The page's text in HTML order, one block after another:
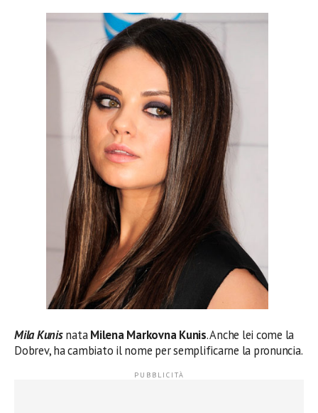
Mila KunisnataMilena Markovna Kunis. Anche lei come la
Dobrev, ha cambiato il nome per semplificarne la pronuncia.